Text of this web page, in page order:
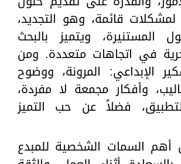
قائمة، وهو التجديد،
المستنيرة، ويتميز بالبحث
في اتجاهات متعددة. ومن
الإبداعي: المرونة، ووضوح
وأفكار مجمعة لا مفردة،
فضلاً عن حب التميز
السمات الشخصية للمبدع